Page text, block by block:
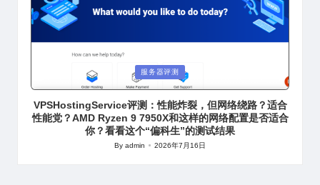
服务器评测
VPSHostingService评测：性能炸裂，但网络绕路？适合
性能党？AMD Ryzen 9 7950X和这样的网络配置是否适合
你？看看这个“偏科生”的测试结果
Posted
Byadmin 2026年7月16日